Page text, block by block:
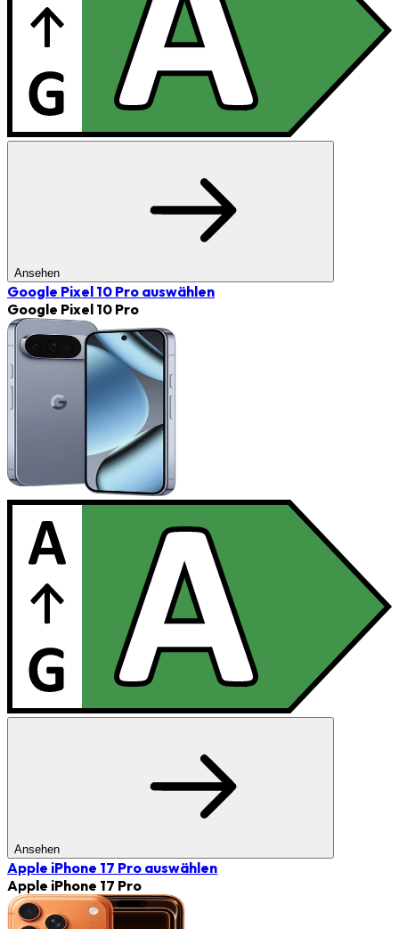
Ansehen
Google Pixel 10 Pro auswählen
Google Pixel 10 Pro
Ansehen
Apple iPhone 17 Pro auswählen
Apple iPhone 17 Pro